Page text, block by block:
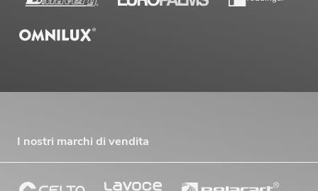
I nostri marchi di vendita